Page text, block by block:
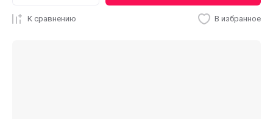
К сравнению В избранное